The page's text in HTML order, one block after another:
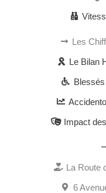
Les
Le Bilan
Impact
La Route
6